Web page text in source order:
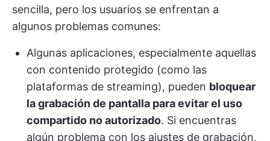
sencilla, pero los usuarios se enfrentan a
algunos problemas comunes:
Algunas aplicaciones, especialmente aquellas
con contenido protegido (como las
plataformas de streaming), pueden bloquear
la grabación de pantalla para evitar el uso
compartido no autorizado. Si encuentras
algún problema con los ajustes de grabación,